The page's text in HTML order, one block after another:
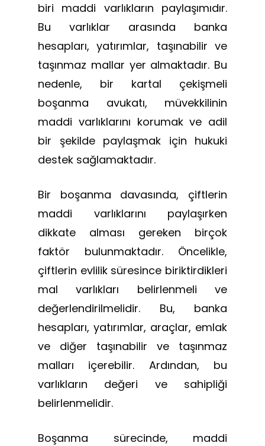
biri maddi varlıkların paylaşımıdır.
Bu varlıklar arasında banka
hesapları, yatırımlar, taşınabilir ve
taşınmaz mallar yer almaktadır. Bu
nedenle, bir kartal çekişmeli
boşanma avukatı, müvekkilinin
maddi varlıklarını korumak ve adil
bir şekilde paylaşmak için hukuki
destek sağlamaktadır.
Bir boşanma davasında, çiftlerin
maddi varlıklarını paylaşırken
dikkate alması gereken birçok
faktör bulunmaktadır. Öncelikle,
çiftlerin evlilik süresince biriktirdikleri
mal varlıkları belirlenmeli ve
değerlendirilmelidir. Bu, banka
hesapları, yatırımlar, araçlar, emlak
ve diğer taşınabilir ve taşınmaz
malları içerebilir. Ardından, bu
varlıkların değeri ve sahipliği
belirlenmelidir.
Boşanma sürecinde, maddi